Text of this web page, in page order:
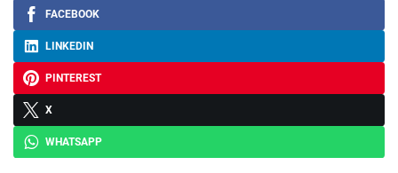
FACEBOOK
LINKEDIN
PINTEREST
X
WHATSAPP